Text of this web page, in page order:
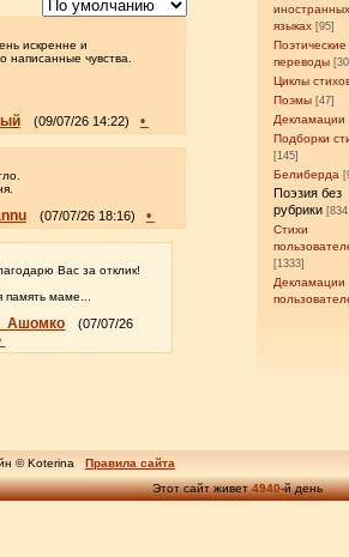
языках [95]
Поэтические
переводы
Циклы
Поэмы [47]
Декламации
Подборки
[145]
Белиберда
Поэзия без
рубрики
Стихи
[1333]
Декламации
искренне и
написанные чувства.
(09/07/26 14:22) •
(07/07/26 18:16) •
Вас за отклик!
память маме...
(07/07/26
© Koterina
Правила сайта
Этот сайт живет4940-й день